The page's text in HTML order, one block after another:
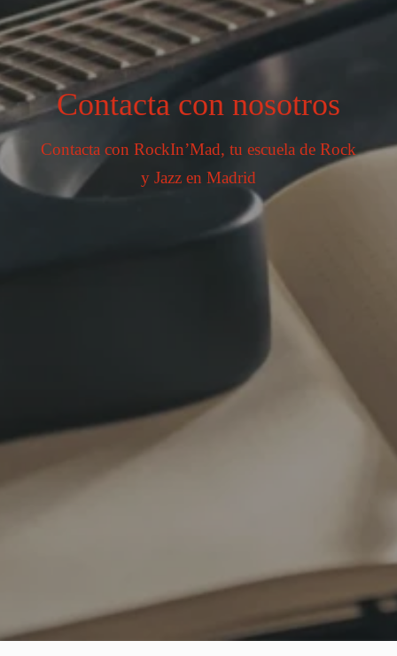
Contacta con nosotros
Contacta con RockIn’Mad, tu escuela de Rock
y Jazz en Madrid